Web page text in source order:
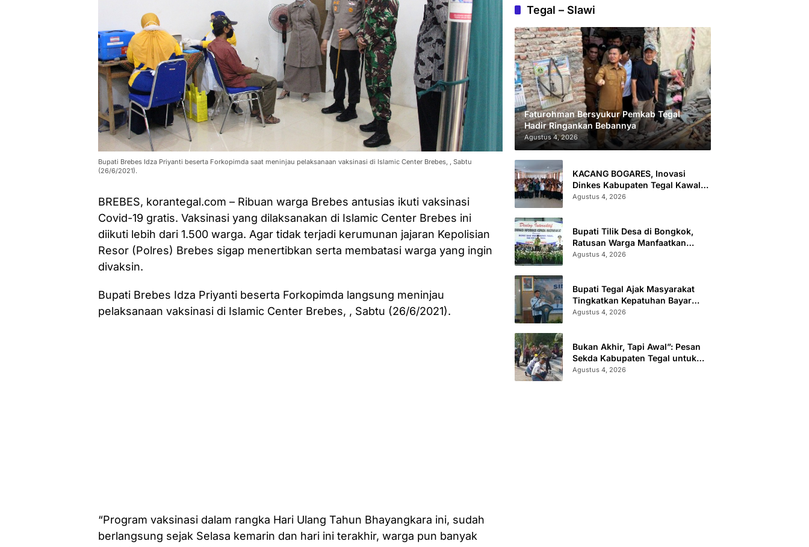
Bupati Brebes Idza Priyanti beserta Forkopimda saat meninjau pelaksanaan vaksinasi di Islamic Center Brebes, , Sabtu
(26/6/2021).
BREBES, korantegal.com – Ribuan warga Brebes antusias ikuti vaksinasi
Covid-19 gratis. Vaksinasi yang dilaksanakan di Islamic Center Brebes ini
diikuti lebih dari 1.500 warga. Agar tidak terjadi kerumunan jajaran Kepolisian
Resor (Polres) Brebes sigap menertibkan serta membatasi warga yang ingin
divaksin.
Bupati Brebes Idza Priyanti beserta Forkopimda langsung meninjau
pelaksanaan vaksinasi di Islamic Center Brebes, , Sabtu (26/6/2021).
“Program vaksinasi dalam rangka Hari Ulang Tahun Bhayangkara ini, sudah
berlangsung sejak Selasa kemarin dan hari ini terakhir, warga pun banyak
Tegal – Slawi
Faturohman Bersyukur Pemkab Tegal
Hadir Ringankan Bebannya
Agustus 4, 2026
KACANG BOGARES, Inovasi
Dinkes Kabupaten Tegal Kawal
Kesehatan Remaja Putri Cegah
Agustus 4, 2026
Bupati Tilik Desa di Bongkok,
Ratusan Warga Manfaatkan
Layanan Kesehatan dan
Agustus 4, 2026
Bupati Tegal Ajak Masyarakat
Tingkatkan Kepatuhan Bayar
Pajak Kendaraan lewat “TULUS
Agustus 4, 2026
Bukan Akhir, Tapi Awal”: Pesan
Sekda Kabupaten Tegal untuk
Calon Paskibraka 2026
Agustus 4, 2026